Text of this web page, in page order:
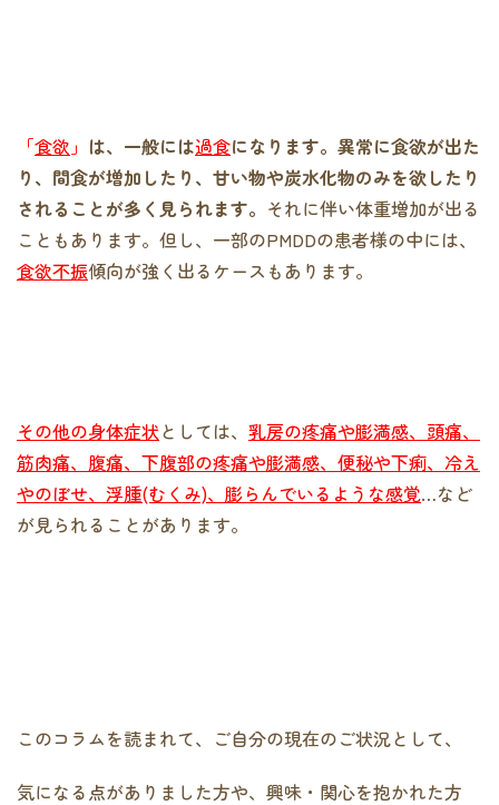
「食欲 」 は、一般には過食になります。異常に食欲が出た
り、間食が増加したり、甘い物や炭水化物のみを欲したり
されることが多く見られます。 それに伴い体重増加が出る
こともあります。但し、一部のPMDDの患者様の中には、
食欲不振傾向が強く出るケースもあります。
その他の身体症状としては、 乳房の疼痛や膨満感、頭痛、
筋肉痛、腹痛、下腹部の疼痛や膨満感、便秘や下痢、冷え
やのぼせ、浮腫(むくみ)、膨らんでいるような感覚…など
が見られることがあります。
このコラムを読まれて、ご自分の現在のご状況として、
気になる点がありました方や、興味・関心を抱かれた方